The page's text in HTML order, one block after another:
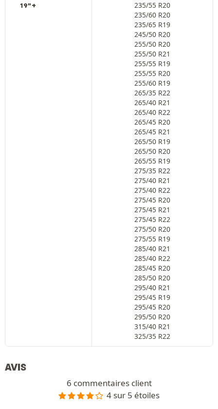
19"+
235/55 R20
235/60 R20
235/65 R19
245/50 R20
255/50 R20
255/50 R21
255/55 R19
255/55 R20
255/60 R19
265/35 R22
265/40 R21
265/40 R22
265/45 R20
265/45 R21
265/50 R19
265/50 R20
265/55 R19
275/35 R22
275/40 R21
275/40 R22
275/45 R20
275/45 R21
275/45 R22
275/50 R20
275/55 R19
285/40 R21
285/40 R22
285/45 R20
285/50 R20
295/40 R21
295/45 R19
295/45 R20
295/50 R20
315/40 R21
325/35 R22
AVIS
6 commentaires client
4 sur 5 étoiles